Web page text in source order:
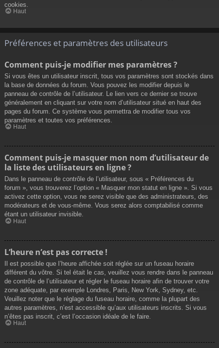
cookies.
Haut
Préférences et paramètres des utilisateurs
Comment puis-je modifier mes paramètres ?
Si vous êtes un utilisateur inscrit, tous vos paramètres sont stockés dans
la base de données du forum. Vous pouvez les modifier depuis le
panneau de contrôle de l’utilisateur. Le lien vers ce dernier se trouve
généralement en cliquant sur votre nom d’utilisateur situé en haut des
pages du forum. Ce système vous permettra de modifier tous vos
paramètres et toutes vos préférences.
Haut
Comment puis-je masquer mon nom d’utilisateur de
la liste des utilisateurs en ligne ?
Dans le panneau de contrôle de l’utilisateur, sous « Préférences du
forum », vous trouverez l’option « Masquer mon statut en ligne ». Si vous
activez cette option, vous ne serez visible que des administrateurs, des
modérateurs et de vous-même. Vous serez alors comptabilisé comme
étant un utilisateur invisible.
Haut
L’heure n’est pas correcte !
Il est possible que l’heure affichée soit réglée sur un fuseau horaire
différent du vôtre. Si tel était le cas, veuillez vous rendre dans le panneau
de contrôle de l’utilisateur et régler le fuseau horaire afin de trouver votre
zone adéquate, par exemple Londres, Paris, New York, Sydney, etc.
Veuillez noter que le réglage du fuseau horaire, comme la plupart des
autres paramètres, n’est accessible qu’aux utilisateurs inscrits. Si vous
n’êtes pas inscrit, c’est l’occasion idéale de le faire.
Haut